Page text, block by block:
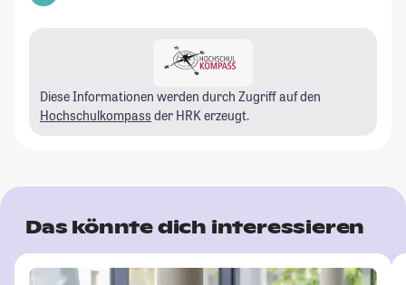
Diese Informationen werden durch Zugriff auf den
Hochschulkompass der HRK erzeugt.
Das könnte dich interessieren